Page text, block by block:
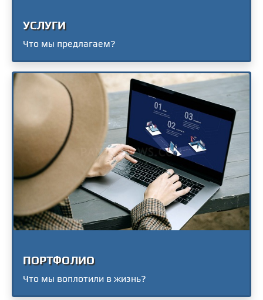
УСЛУГИ
Что мы предлагаем?
ПОРТФОЛИО
Что мы воплотили в жизнь?